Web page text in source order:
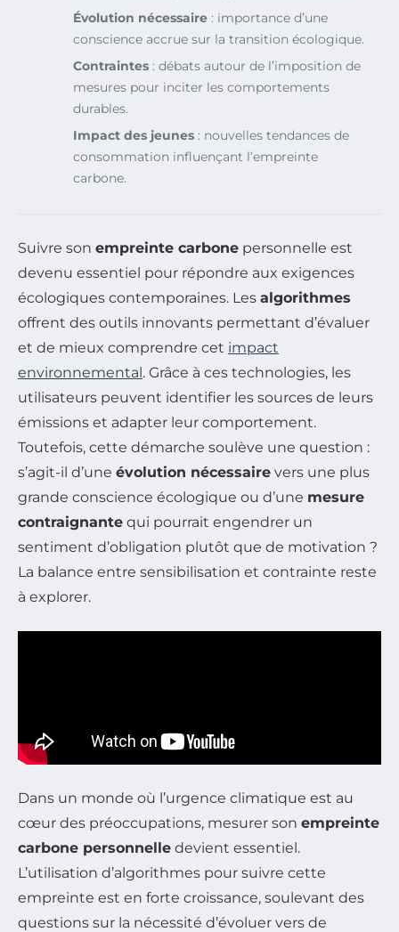
Évolution nécessaire : importance d’une
conscience accrue sur la transition écologique.
Contraintes : débats autour de l’imposition de
mesures pour inciter les comportements
durables.
Impact des jeunes : nouvelles tendances de
consommation influençant l’empreinte
carbone.
Suivre son empreinte carbone personnelle est
devenu essentiel pour répondre aux exigences
écologiques contemporaines. Les algorithmes
offrent des outils innovants permettant d’évaluer
et de mieux comprendre cet impact
environnemental. Grâce à ces technologies, les
utilisateurs peuvent identifier les sources de leurs
émissions et adapter leur comportement.
Toutefois, cette démarche soulève une question :
s’agit-il d’une évolution nécessaire vers une plus
grande conscience écologique ou d’une mesure
contraignante qui pourrait engendrer un
sentiment d’obligation plutôt que de motivation ?
La balance entre sensibilisation et contrainte reste
à explorer.
Dans un monde où l’urgence climatique est au
cœur des préoccupations, mesurer son empreinte
carbone personnelle devient essentiel.
L’utilisation d’algorithmes pour suivre cette
empreinte est en forte croissance, soulevant des
questions sur la nécessité d’évoluer vers de